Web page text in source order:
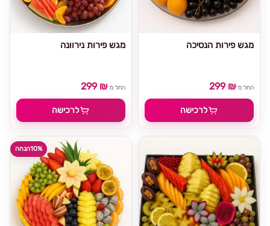
מגש פירות נירוונה
החל מ־299 ₪
לרכישה
מגש פירות הנסיכה
החל מ־299 ₪
לרכישה
10%הנחה